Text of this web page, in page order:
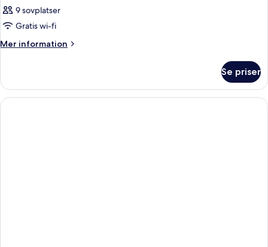
9 sovplatser
Gratis wi-fi
Mer information
Mer
Se priser